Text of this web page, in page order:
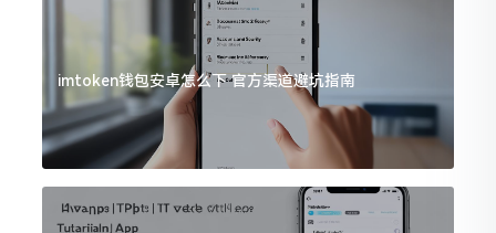
imtoken钱包安卓怎么下 官方渠道避坑指南